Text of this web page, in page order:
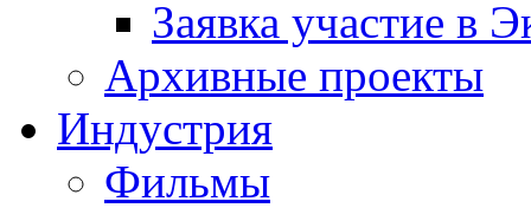
Заявка участие в
Архивные проекты
Индустрия
Фильмы